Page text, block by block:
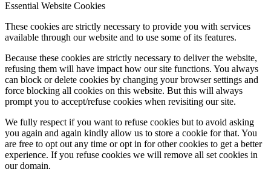
Essential Website Cookies
These cookies are strictly necessary to provide you with services
available through our website and to use some of its features.
Because these cookies are strictly necessary to deliver the website,
refusing them will have impact how our site functions. You always
can block or delete cookies by changing your browser settings and
force blocking all cookies on this website. But this will always
prompt you to accept/refuse cookies when revisiting our site.
We fully respect if you want to refuse cookies but to avoid asking
you again and again kindly allow us to store a cookie for that. You
are free to opt out any time or opt in for other cookies to get a better
experience. If you refuse cookies we will remove all set cookies in
our domain.